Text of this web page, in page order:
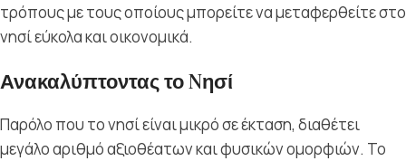
τρόπους με τους οποίους μπορείτε να μεταφερθείτε στο
νησί εύκολα και οικονομικά.
Ανακαλύπτοντας το Nησί
Παρόλο που το νησί είναι μικρό σε έκταση, διαθέτει
μεγάλο αριθμό αξιοθέατων και φυσικών ομορφιών. Το